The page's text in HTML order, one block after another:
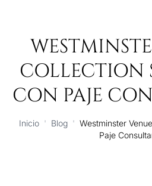
COLLECTION
CON PAJE
Inicio ' Blog ' Westminster
Paje